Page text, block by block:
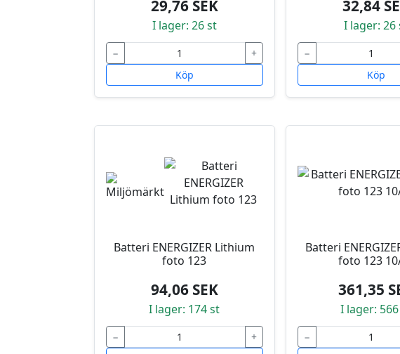
29,76 SEK
I lager: 26 st
−
+
Köp
32,84
I lager: 26
−
Köp
Batteri ENERGIZER Lithium
foto 123
94,06 SEK
I lager: 174 st
−
+
Batteri
foto 123
361,35
I lager:
−